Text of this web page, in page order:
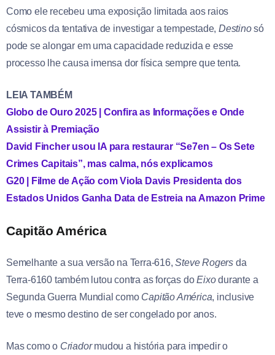
Como ele recebeu uma exposição limitada aos raios
cósmicos da tentativa de investigar a tempestade, Destinosó
pode se alongar em uma capacidade reduzida e esse
processo lhe causa imensa dor física sempre que tenta.
LEIA TAMBÉM
Globo de Ouro 2025 | Confira as Informações e Onde
Assistir à Premiação
David Fincher usou IA para restaurar “Se7en – Os Sete
Crimes Capitais”, mas calma, nós explicamos
G20 | Filme de Ação com Viola Davis Presidenta dos
Estados Unidos Ganha Data de Estreia na Amazon Prime
Capitão América
Semelhante a sua versão na Terra-616,Steve Rogers da
Terra-6160 também lutou contra as forças doEixodurante a
Segunda Guerra Mundial como Capitão América, inclusive
teve o mesmo destino de ser congelado por anos.
Mas como o Criadormudou a história para impedir o